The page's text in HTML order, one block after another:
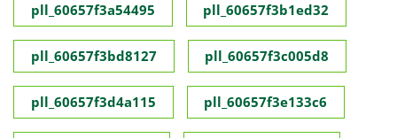
pll_60657f3a54495 pll_60657f3b1ed32
pll_60657f3bd8127 pll_60657f3c005d8
pll_60657f3d4a115 pll_60657f3e133c6